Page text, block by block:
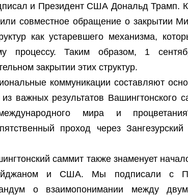
и Президент США Дональд Трамп.
совместное обращение о закрытии
как устаревшего механизма,
процессу. Таким образом, 1
закрытии этих структур.
коммуникации составляют
важных результатов Вашингтонского
мира и
проход через
саммит также знаменует
и США. Мы подписали с
о взаимопонимании между